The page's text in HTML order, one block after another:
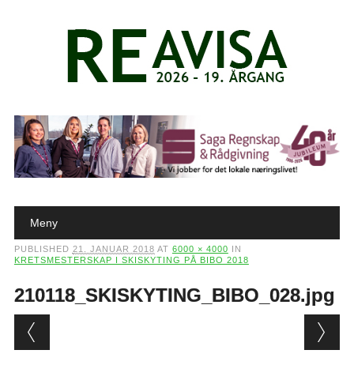
Main menu
Meny
PUBLISHED 21. JANUAR 2018 AT 6000 × 4000 IN
KRETSMESTERSKAP I SKISKYTING PÅ BIBO 2018
210118_SKISKYTING_BIBO_028.jpg